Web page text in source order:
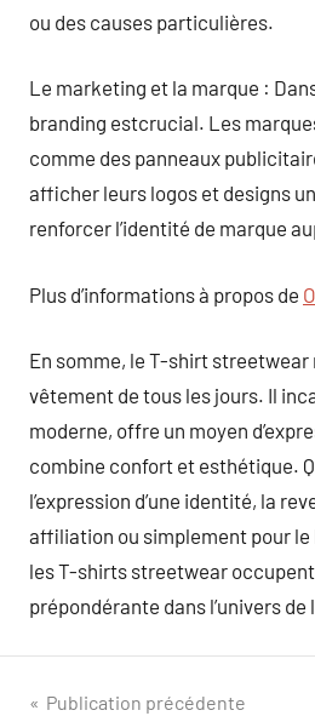
ou des causes particulières.
Le marketing et la marque :
branding estcrucial. Les
comme des panneaux
afficher leurs logos et designs
renforcer l’identité de marque
Plus d’informations à propos de
En somme, le T-shirt streetwear
vêtement de tous les jours. Il
moderne, offre un moyen
combine confort et esthétique.
l’expression d’une identité, la
affiliation ou simplement pour
les T-shirts streetwear
prépondérante dans l’univers de
Navigation
Publication précédente